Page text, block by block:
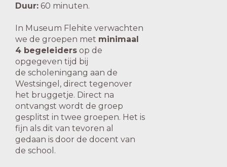
Duur: 60 minuten.
In Museum Flehite verwachten
we de groepen met minimaal
4 begeleiders op de
opgegeven tijd bij
de scholeningang aan de
Westsingel, direct tegenover
het bruggetje. Direct na
ontvangst wordt de groep
gesplitst in twee groepen. Het is
fijn als dit van tevoren al
gedaan is door de docent van
de school.